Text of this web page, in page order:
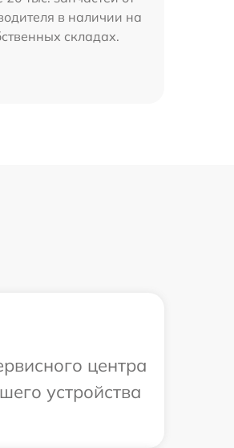
в наличии на
складах.
центра
устройства